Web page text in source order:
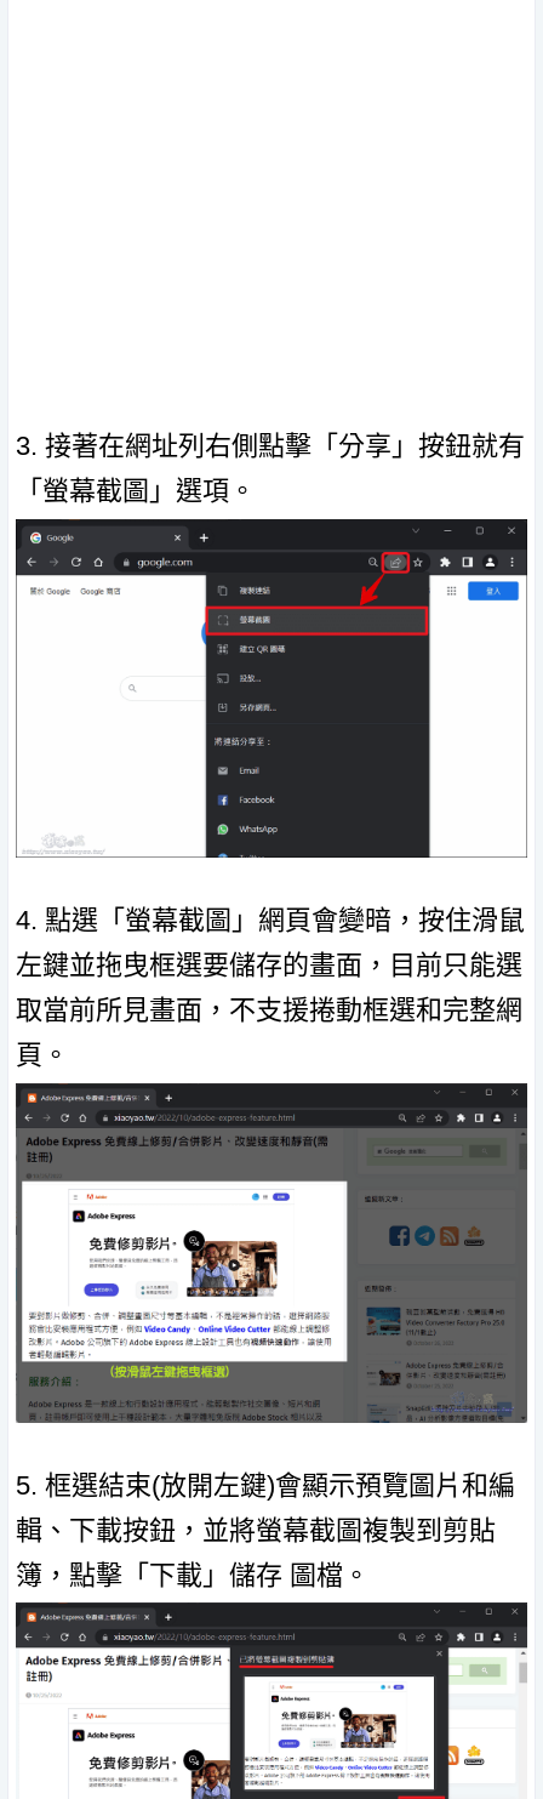
3. 接著在網址列右側點擊「分享」按鈕就有
「螢幕截圖」選項。
4. 點選「螢幕截圖」網頁會變暗，按住滑鼠
左鍵並拖曳框選要儲存的畫面，目前只能選
取當前所見畫面，不支援捲動框選和完整網
頁。
5. 框選結束(放開左鍵)會顯示預覽圖片和編
輯、下載按鈕，並將螢幕截圖複製到剪貼
簿，點擊「下載」儲存 圖檔。